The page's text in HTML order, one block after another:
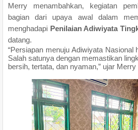
Merry menambahkan, kegiatan
bagian dari upaya awal dalam
menghadapi Penilaian Adiwiyata
datang.
“Persiapan menuju Adiwiyata Nasional
Salah satunya dengan memastikan
bersih, tertata, dan nyaman,” ujar